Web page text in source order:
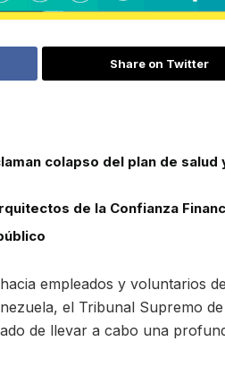
Share on Twitter
colapso del plan de salud
de la Confianza
empleados y voluntarios
el Tribunal Supremo
de llevar a cabo una